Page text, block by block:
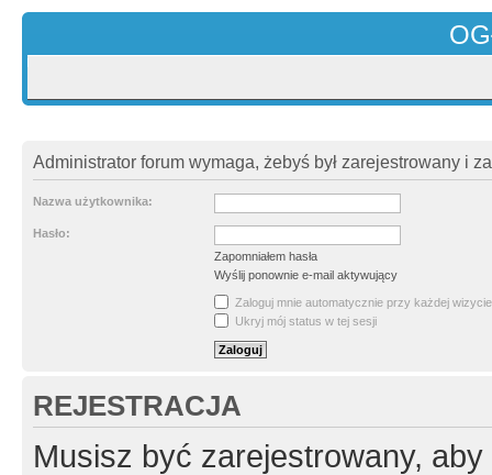
Administrator forum wymaga, żebyś był zarejestrowany i
Nazwa użytkownika:
Hasło:
Zapomniałem hasła
Wyślij ponownie e-mail aktywujący
Zaloguj mnie automatycznie przy każdej wizycie
Ukryj mój status w tej sesji
REJESTRACJA
Musisz być zarejestrowany,